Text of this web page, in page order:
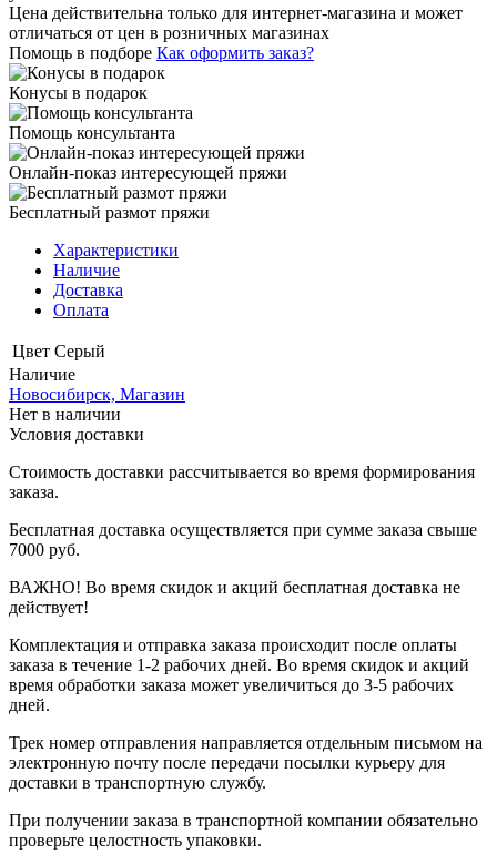
Цена действительна только для интернет-магазина и может
отличаться от цен в розничных магазинах
Помощь в подборе Как оформить заказ?
Конусы в подарок
Помощь консультанта
Онлайн-показ интересующей пряжи
Бесплатный размот пряжи
Характеристики
Наличие
Доставка
Оплата
Цвет Серый
Наличие
Новосибирск, Магазин
Нет в наличии
Условия доставки
Стоимость доставки рассчитывается во время формирования
заказа.
Бесплатная доставка осуществляется при сумме заказа свыше
7000 руб.
ВАЖНО! Во время скидок и акций бесплатная доставка не
действует!
Комплектация и отправка заказа происходит после оплаты
заказа в течение 1-2 рабочих дней. Во время скидок и акций
время обработки заказа может увеличиться до 3-5 рабочих
дней.
Трек номер отправления направляется отдельным письмом на
электронную почту после передачи посылки курьеру для
доставки в транспортную службу.
При получении заказа в транспортной компании обязательно
проверьте целостность упаковки.